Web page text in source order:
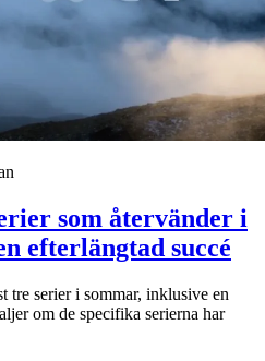
som återvänder i
efterlängtad succé
tre serier i sommar, inklusive en
om de specifika serierna har